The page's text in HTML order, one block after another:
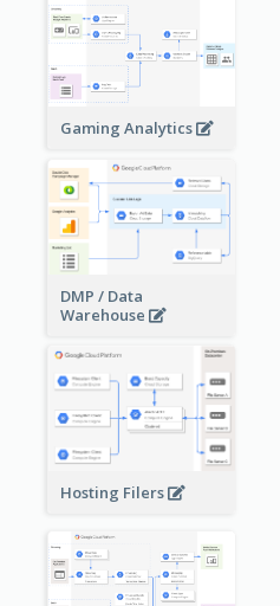
Gaming Analytics
DMP / Data
Warehouse
Hosting Filers